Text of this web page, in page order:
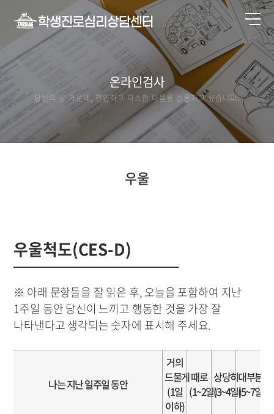
온라인검사
당신의 삶 가운데, 편안하고 따스한 마음을 선물하고 싶습니다.
우울
우울척도(CES-D)
※ 아래 문항들을 잘 읽은 후, 오늘을 포함하여 지난
1주일 동안 당신이 느끼고 행동한 것을 가장 잘
나타낸다고 생각되는 숫자에 표시해 주세요.
나는 지난 일주일 동안
거의
드물게
(1일
이하)
때로
(1~2일)
상당히
(3~4일)
대부분
(5~7일)